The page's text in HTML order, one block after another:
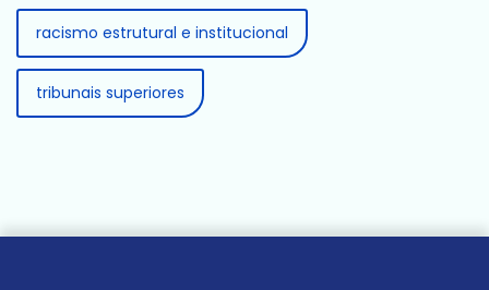
racismo estrutural e institucional
tribunais superiores